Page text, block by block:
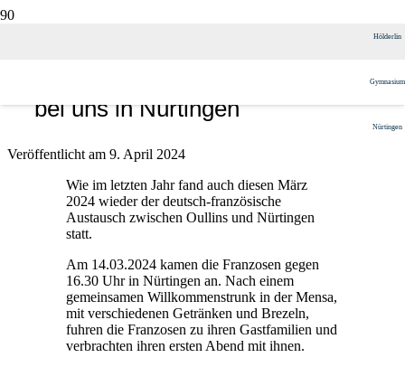
Hölderlin
Gymnasium
Nürtingen
bei uns in Nürtingen
Veröffentlicht am 9. April 2024
Wie im letzten Jahr fand auch diesen März
2024 wieder der deutsch-französische
Austausch zwischen Oullins und Nürtingen
statt.
Am 14.03.2024 kamen die Franzosen gegen
16.30 Uhr in Nürtingen an. Nach einem
gemeinsamen Willkommenstrunk in der Mensa,
mit verschiedenen Getränken und Brezeln,
fuhren die Franzosen zu ihren Gastfamilien und
verbrachten ihren ersten Abend mit ihnen.